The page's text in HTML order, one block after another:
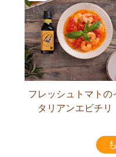
フレッシュトマトの
タリアンエビチリ